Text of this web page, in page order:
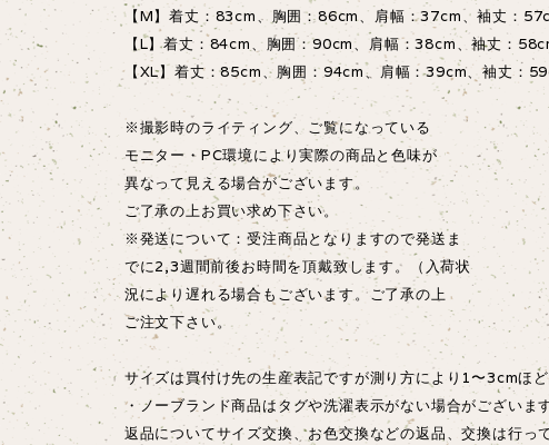
【M】着丈：83cm、胸囲：86cm、肩幅：37cm、袖丈：
【L】着丈：84cm、胸囲：90cm、肩幅：38cm、袖丈：
【XL】着丈：85cm、胸囲：94cm、肩幅：39cm、袖丈：
※撮影時のライティング、ご覧になっている
モニター・PC環境により実際の商品と色味が
異なって見える場合がございます。
ご了承の上お買い求め下さい。
※発送について：受注商品となりますので発送ま
でに2,3週間前後お時間を頂戴致します。（入荷状
況により遅れる場合もございます。ご了承の上
ご注文下さい。
サイズは買付け先の生産表記ですが測り方により1〜3cmほ
・ノーブランド商品はタグや洗濯表示がない場合がございま
返品についてサイズ交換、お色交換などの返品、交換は行